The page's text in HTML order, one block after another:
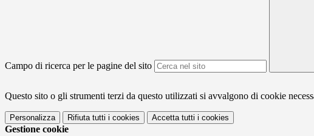
Campo di ricerca per le pagine del sito
Questo sito o gli strumenti terzi da questo utilizzati si avvalgono di cookie
Personalizza Rifiuta tutti i cookies Accetta tutti i cookies
Gestione cookie